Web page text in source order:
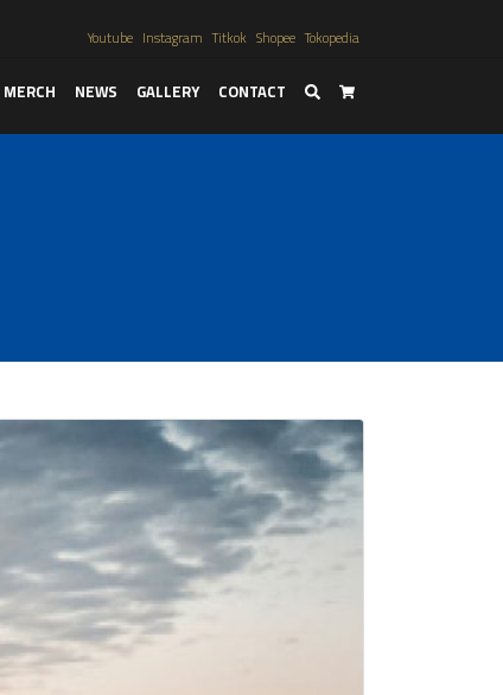
Youtube Instagram Titkok Shopee Tokopedia
MERCH NEWS GALLERY CONTACT Search